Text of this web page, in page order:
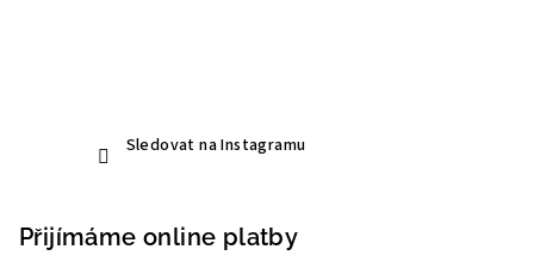
Sledovat na Instagramu
Přijímáme online platby